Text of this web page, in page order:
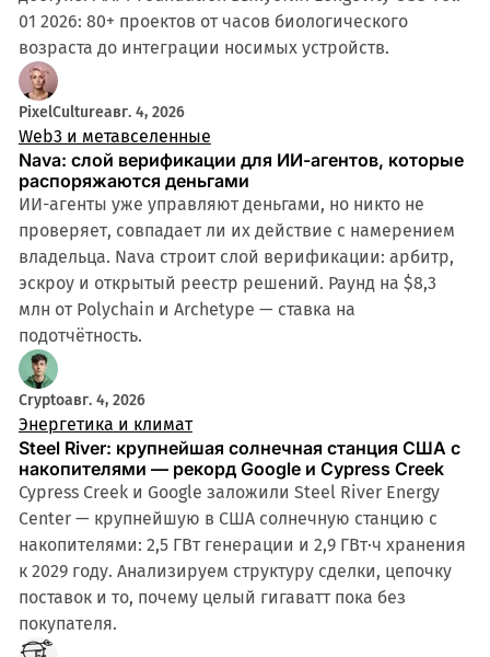
01 2026: 80+ проектов от часов биологического
возраста до интеграции носимых устройств.
PixelCultureавг. 4, 2026
Web3 и метавселенные
Nava: слой верификации для ИИ-агентов, которые
распоряжаются деньгами
ИИ-агенты уже управляют деньгами, но никто не
проверяет, совпадает ли их действие с намерением
владельца. Nava строит слой верификации: арбитр,
эскроу и открытый реестр решений. Раунд на $8,3
млн от Polychain и Archetype — ставка на
подотчётность.
Cryptoавг. 4, 2026
Энергетика и климат
Steel River: крупнейшая солнечная станция США с
накопителями — рекорд Google и Cypress Creek
Cypress Creek и Google заложили Steel River Energy
Center — крупнейшую в США солнечную станцию с
накопителями: 2,5 ГВт генерации и 2,9 ГВт·ч хранения
к 2029 году. Анализируем структуру сделки, цепочку
поставок и то, почему целый гигаватт пока без
покупателя.